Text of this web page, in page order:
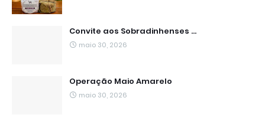
Convite aos Sobradinhenses ...
maio 30, 2026
Operação Maio Amarelo
maio 30, 2026